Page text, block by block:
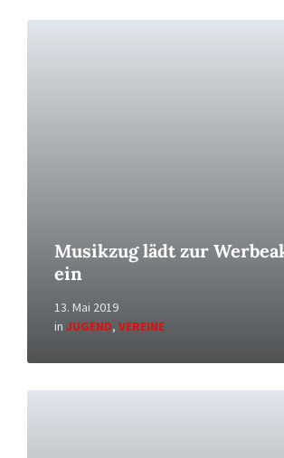
Musikzug lädt zur
ein
13. Mai 2019
in JUGEND, VEREINE